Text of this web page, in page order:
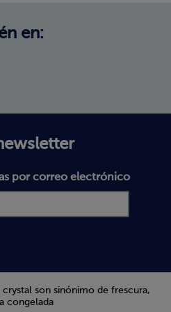
en:
por correo electrónico
son sinónimo de frescura,
congelada